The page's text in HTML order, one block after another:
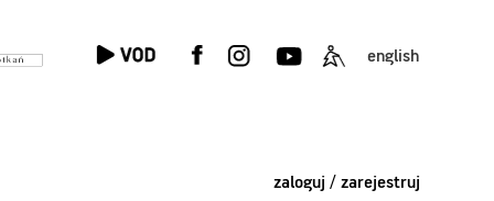
english
zaloguj / zarejestruj